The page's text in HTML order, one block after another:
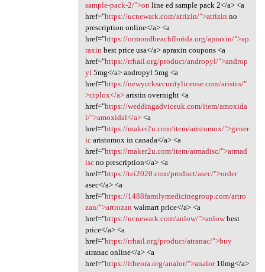
sample-pack-2/">on line ed sample pack 2</a> <a
href="https://ucnewark.com/atrizin/">atrizin no
prescription online</a> <a
href="https://ormondbeachflorida.org/apraxin/">ap
raxin best price usa</a> apraxin coupons <a
href="https://rrhail.org/product/andropyl/">androp
yl5mg</a> andropyl 5mg <a
href="https://newyorksecuritylicense.com/aristin/"
>ciplox</a>aristin overnight <a
href="https://weddingadviceuk.com/item/amoxida
l/">amoxidal</a><a
href="https://maker2u.com/item/aristomox/">gener
icaristomox in canada</a> <a
href="https://maker2u.com/item/atmadisc/">atmad
iscno prescription</a> <a
href="https://tei2020.com/product/asec/">order
asec</a> <a
href="https://1488familymedicinegroup.com/artro
zan/">artrozan walmart price</a> <a
href="https://ucnewark.com/anlow/">anlowbest
price</a> <a
href="https://rrhail.org/product/atranac/">buy
atranac online</a> <a
href="https://itheora.org/analor/">analor10mg</a>